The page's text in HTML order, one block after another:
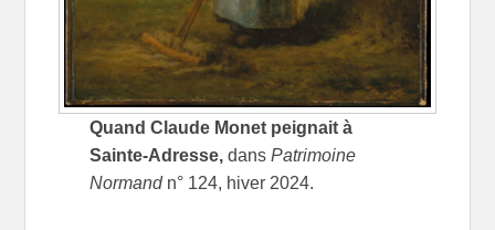
Quand Claude Monet peignait à
Sainte-Adresse, dans Patrimoine
Normandn° 124, hiver 2024.